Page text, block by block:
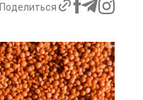
Поделиться